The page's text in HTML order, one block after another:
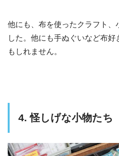
他にも、布を使ったクラフト、
した。他にも手ぬぐいなど布
もしれません。
4. 怪しげな小物たち